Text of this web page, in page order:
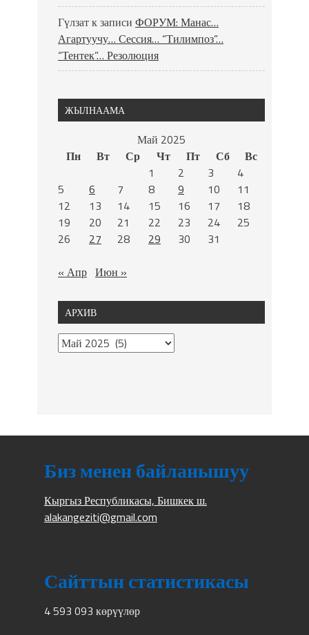
Гүлзатк записи ФОРУМ: Манас…
Агартуучу… Сессия… “Тилимпоз”…
“Тентек”… Резолюция
ЖЫЛНААМА
Май 2025
Пн
Вт Ср Чт Пт Сб
Вс
1
2 3
4
5
6 7 8 9 10
11
12
13 14 15 16 17
18
19
20 21 22 23 24
25
26
27 28 29 30
31
« Апр Июн »
АРХИВ
Биз менен байланышуу
Кыргыз Республикасы, Бишкек ш.
alakangeziti@gmail.com
Сайттын статистикасы
4 593 093 көрүүлөр